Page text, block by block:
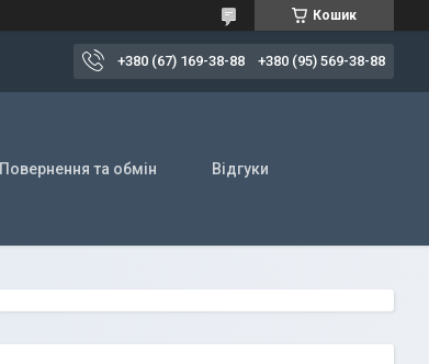
Кошик
+380 (67) 169-38-88 +380 (95) 569-38-88
Повернення та обмін Відгуки